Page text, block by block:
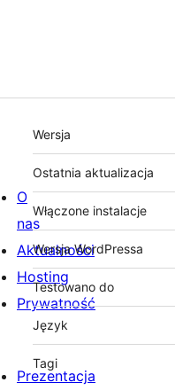
Meta
Wersja
Ostatnia aktualizacja
Włączone instalacje
Wersja WordPressa
Testowano do
Język
Tagi
O
nas
Aktualności
Hosting
Prywatność
Prezentacja